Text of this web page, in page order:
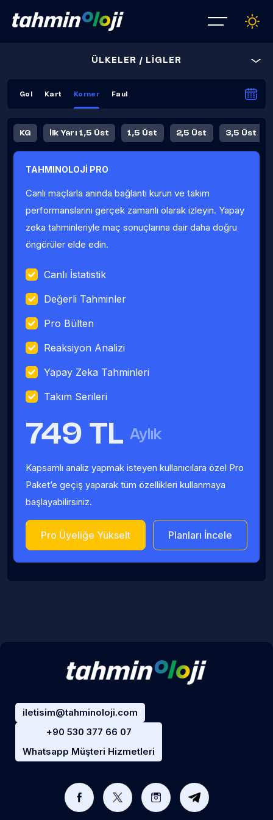
ÜLKELER / LİGLER
Gol Kart Korner Faul
KG İlk Yarı 1,5 Üst 1,5 Üst 2,5 Üst 3,5 Üst
Fauller Ortalama
TAHMINOLOJİ PRO
Canlı maçlarla anında bağlantı kurun ve takım
performanslarını gerçek zamanlı olarak izleyin. Yapay
zeka tahminleriyle maç sonuçlarına dair daha doğru
öngörüler elde edin.
Canlı İstatistik
Değerli Tahminler
Pro Bülten
Reaksiyon Analizi
Yapay Zeka Tahminleri
Takım Serileri
749 TL Aylık
Kapsamlı analiz yapmak isteyen kullanıcılara özel Pro
Paket’e geçiş yaparak tüm özellikleri kullanmaya
başlayabilirsiniz.
Pro Üyeliğe Yükselt Planları İncele
iletisim@tahminoloji.com
+90 530 377 66 07
Whatsapp Müşteri Hizmetleri